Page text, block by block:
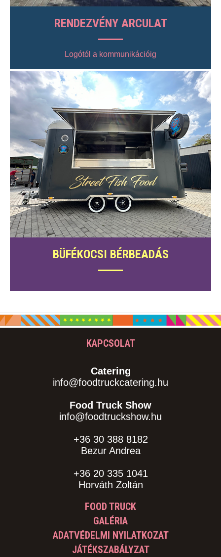
RENDEZVÉNY ARCULAT
Logótól a kommunikációig
BÜFÉKOCSI BÉRBEADÁS
KAPCSOLAT
Catering
info@foodtruckcatering.hu
Food Truck Show
info@foodtruckshow.hu
+36 30 388 8182
Bezur Andrea
+36 20 335 1041
Horváth Zoltán
FOOD TRUCK
GALÉRIA
ADATVÉDELMI NYILATKOZAT
JÁTÉKSZABÁLYZAT